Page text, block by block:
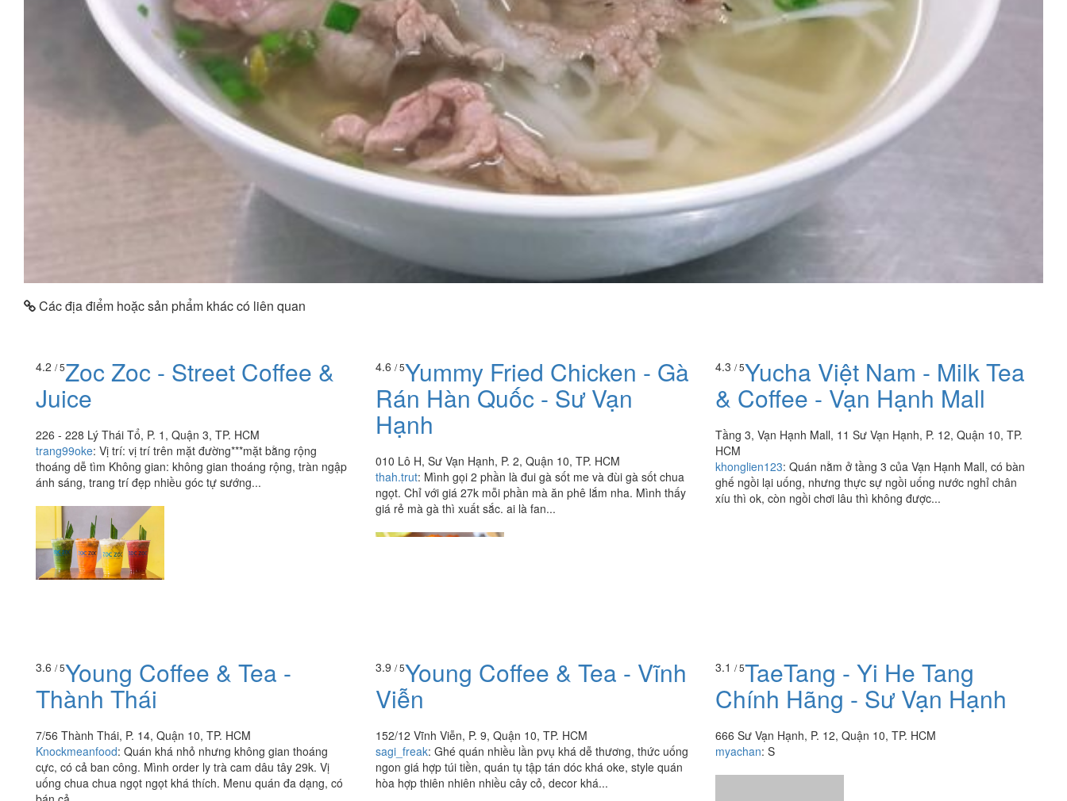
Các địa điểm hoặc sản phẩm khác có liên quan
4.2 / 5Zoc Zoc - Street Coffee &
Juice
226 - 228 Lý Thái Tổ, P. 1, Quận 3, TP. HCM
trang99oke: Vị trí: vị trí trên mặt đường***mặt bằng rộng
thoáng dễ tìm Không gian: không gian thoáng rộng, tràn ngập
ánh sáng, trang trí đẹp nhiều góc tự sướng...
4.6 / 5Yummy Fried Chicken - Gà
Rán Hàn Quốc - Sư Vạn
Hạnh
010 Lô H, Sư Vạn Hạnh, P. 2, Quận 10, TP. HCM
thah.trut: Mình gọi 2 phần là đui gà sốt me và đùi gà sốt chua
ngọt. Chỉ với giá 27k mỗi phần mà ăn phê lắm nha. Mình thấy
giá rẻ mà gà thì xuất sắc. ai là fan...
4.3 / 5Yucha Việt Nam - Milk Tea
& Coffee - Vạn Hạnh Mall
Tầng 3, Vạn Hạnh Mall, 11 Sư Vạn Hạnh, P. 12, Quận 10, TP.
HCM
khonglien123: Quán nằm ở tầng 3 của Vạn Hạnh Mall, có bàn
ghế ngồi lại uống, nhưng thực sự ngồi uống nước nghỉ chân
xíu thì ok, còn ngồi chơi lâu thì không được...
3.6 / 5Young Coffee & Tea -
Thành Thái
7/56 Thành Thái, P. 14, Quận 10, TP. HCM
Knockmeanfood: Quán khá nhỏ nhưng không gian thoáng
cực, có cả ban công. Mình order ly trà cam dâu tây 29k. Vị
uống chua chua ngọt ngọt khá thích. Menu quán đa dạng, có
3.9 / 5Young Coffee & Tea - Vĩnh
Viễn
152/12 Vĩnh Viễn, P. 9, Quận 10, TP. HCM
sagi_freak: Ghé quán nhiều lần pvụ khá dễ thương, thức uống
ngon giá hợp túi tiền, quán tụ tập tán dóc khá oke, style quán
hòa hợp thiên nhiên nhiều cây cỏ, decor khá...
3.1 / 5TaeTang - Yi He Tang
Chính Hãng - Sư Vạn Hạnh
666 Sư Vạn Hạnh, P. 12, Quận 10, TP. HCM
myachan: S